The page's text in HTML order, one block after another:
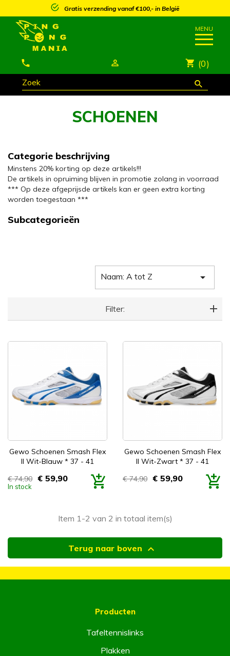
Gratis verzending vanaf €100,- in België
(0)
SCHOENEN
Categorie beschrijving
Minstens 20% korting op deze artikels!!!
De artikels in opruiming blijven in promotie zolang in voorraad
*** Op deze afgeprijsde artikels kan er geen extra korting
worden toegestaan ***
Subcategorieën
Naam: A tot Z 
Filter:
Gewo Schoenen Smash Flex
II Wit-Blauw * 37 - 41
Prijs
€ 74,90 € 59,90
In stock
Gewo Schoenen Smash Flex
II Wit-Zwart * 37 - 41
Prijs
€ 74,90 € 59,90
Item 1-2 van 2 in totaal item(s)
Terug naar boven 
Producten
Tafeltennislinks
Plakken